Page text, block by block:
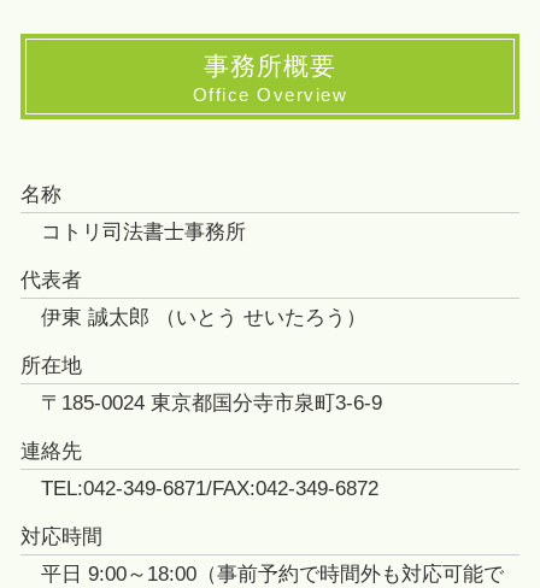
事務所概要
Office Overview
名称
コトリ司法書士事務所
代表者
伊東 誠太郎 （いとう せいたろう）
所在地
〒185-0024 東京都国分寺市泉町3-6-9
連絡先
TEL:042-349-6871/FAX:042-349-6872
対応時間
平日 9:00～18:00（事前予約で時間外も対応可能で